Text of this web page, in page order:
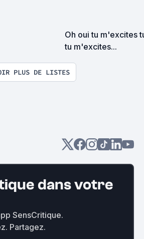
Oh oui tu m'excites
tu m'excites...
PLUS DE LISTES
dans votre
SensCritique.
Partagez.